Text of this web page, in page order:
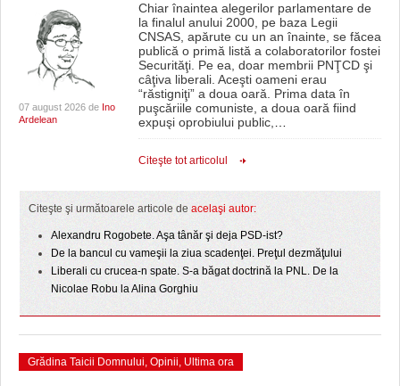
07 august 2026 de Ino
Ardelean
Chiar înaintea alegerilor parlamentare de
la finalul anului 2000, pe baza Legii
CNSAS, apărute cu un an înainte, se făcea
publică o primă listă a colaboratorilor fostei
Securităţi. Pe ea, doar membrii PNŢCD şi
câţiva liberali. Aceşti oameni erau
“răstigniţi” a doua oară. Prima data în
puşcăriile comuniste, a doua oară fiind
expuşi oprobiului public,
Citeşte tot articolul
Citeşte şi următoarele articole de acelaşi autor:
Alexandru Rogobete. Aşa tânăr şi deja PSD-ist?
De la bancul cu vameşii la ziua scadenţei. Preţul dezmăţului
Liberali cu crucea-n spate. S-a băgat doctrină la PNL. De la
Nicolae Robu la Alina Gorghiu
Grădina Taicii Domnului, Opinii, Ultima ora